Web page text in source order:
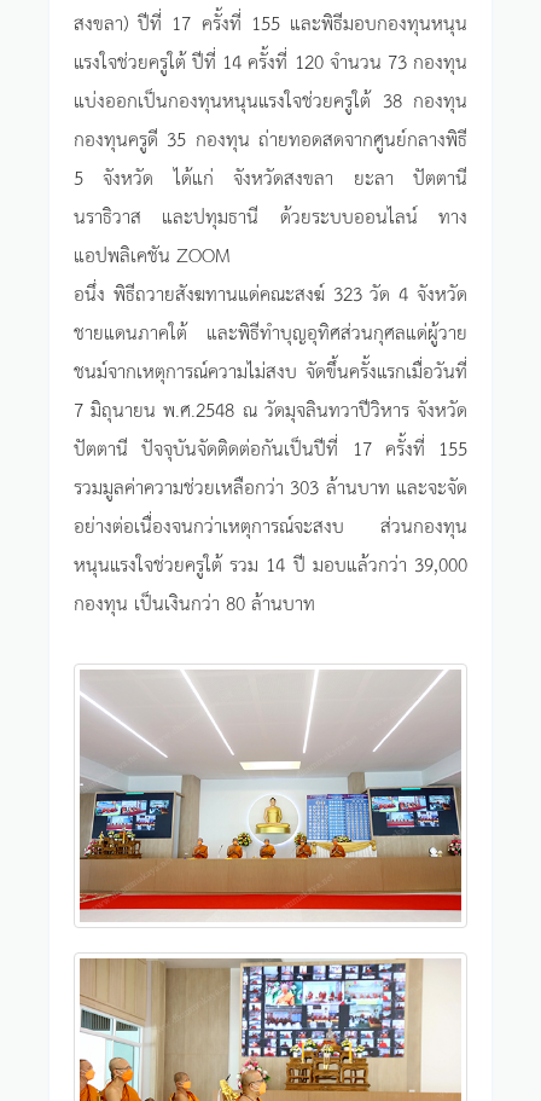
สงขลา) ปีที่ 17 ครั้งที่ 155 และพิธีมอบกองทุนหนุน
แรงใจช่วยครูใต้ ปีที่ 14 ครั้งที่ 120 จำนวน 73 กองทุน
แบ่งออกเป็นกองทุนหนุนแรงใจช่วยครูใต้ 38 กองทุน
กองทุนครูดี 35 กองทุน ถ่ายทอดสดจากศูนย์กลางพิธี
5 จังหวัด ได้แก่ จังหวัดสงขลา ยะลา ปัตตานี
นราธิวาส และปทุมธานี ด้วยระบบออนไลน์ ทาง
แอปพลิเคชัน ZOOM
อนึ่ง พิธีถวายสังฆทานแด่คณะสงฆ์ 323 วัด 4 จังหวัด
ชายแดนภาคใต้ และพิธีทำบุญอุทิศส่วนกุศลแด่ผู้วาย
ชนม์จากเหตุการณ์ความไม่สงบ จัดขึ้นครั้งแรกเมื่อวันที่
7 มิถุนายน พ.ศ.2548 ณ วัดมุจลินทวาปีวิหาร จังหวัด
ปัตตานี ปัจจุบันจัดติดต่อกันเป็นปีที่ 17 ครั้งที่ 155
รวมมูลค่าความช่วยเหลือกว่า 303 ล้านบาท และจะจัด
อย่างต่อเนื่องจนกว่าเหตุการณ์จะสงบ ส่วนกองทุน
หนุนแรงใจช่วยครูใต้ รวม 14 ปี มอบแล้วกว่า 39,000
กองทุน เป็นเงินกว่า 80 ล้านบาท